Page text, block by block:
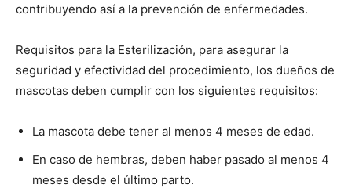
contribuyendo así a la prevención de enfermedades.
Requisitos para la Esterilización, para asegurar la
seguridad y efectividad del procedimiento, los dueños de
mascotas deben cumplir con los siguientes requisitos:
La mascota debe tener al menos 4 meses de edad.
En caso de hembras, deben haber pasado al menos 4
meses desde el último parto.